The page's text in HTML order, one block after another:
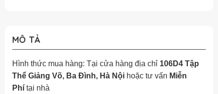
MÔ TẢ
Hình thức mua hàng: Tại cửa hàng địa chỉ 106D4 Tập
Thể Giảng Võ, Ba Đình, Hà Nộihoặc tư vấn Miễn
Phítại nhà